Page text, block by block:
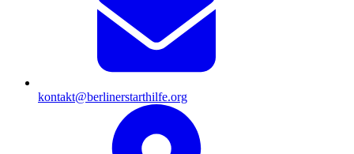
kontakt@berlinerstarthilfe.org